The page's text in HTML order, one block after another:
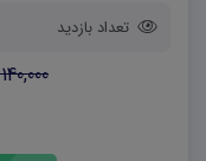
تعداد بازدید
140,000 تومان